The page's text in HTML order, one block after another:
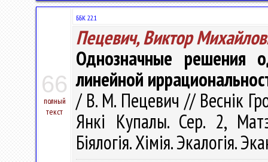
66
полный
текст
ББК 22.1
Пецевич, Виктор
Однозначные решения
линейной
/ В. М. Пецевич // Веснік
Янкі Купалы. Сер. 2,
Біялогія. Хімія. Экалогія.